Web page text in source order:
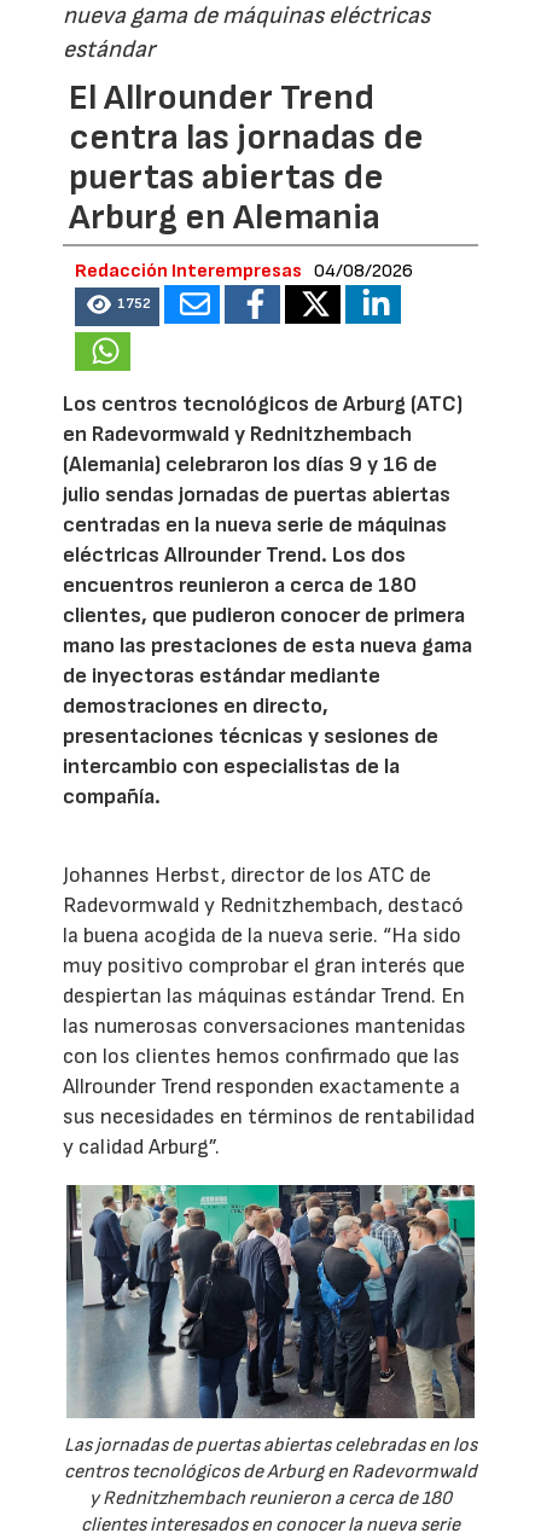
nueva gama de máquinas eléctricas
estándar
El Allrounder Trend
centra las jornadas de
puertas abiertas de
Arburg en Alemania
Redacción Interempresas 04/08/2026
1752
Los centros tecnológicos de Arburg (ATC)
en Radevormwald y Rednitzhembach
(Alemania) celebraron los días 9 y 16 de
julio sendas jornadas de puertas abiertas
centradas en la nueva serie de máquinas
eléctricas Allrounder Trend. Los dos
encuentros reunieron a cerca de 180
clientes, que pudieron conocer de primera
mano las prestaciones de esta nueva gama
de inyectoras estándar mediante
demostraciones en directo,
presentaciones técnicas y sesiones de
intercambio con especialistas de la
compañía.
Johannes Herbst, director de los ATC de
Radevormwald y Rednitzhembach, destacó
la buena acogida de la nueva serie. “Ha sido
muy positivo comprobar el gran interés que
despiertan las máquinas estándar Trend. En
las numerosas conversaciones mantenidas
con los clientes hemos confirmado que las
Allrounder Trend responden exactamente a
sus necesidades en términos de rentabilidad
y calidad Arburg”.
Las jornadas de puertas abiertas celebradas en los
centros tecnológicos de Arburg en Radevormwald
y Rednitzhembach reunieron a cerca de 180
clientes interesados en conocer la nueva serie